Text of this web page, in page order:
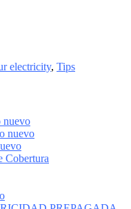
electricity, Tips
nuevo
nuevo
Cobertura